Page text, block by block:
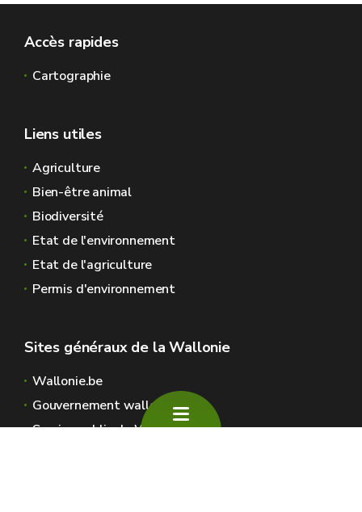
Accès rapides
Cartographie
Liens utiles
Agriculture
Bien-être animal
Biodiversité
Etat de l'environnement
Etat de l'agriculture
Permis d'environnement
Sites généraux de la Wallonie
Wallonie.be
Gouvernement wallon
Service public de Wallonie